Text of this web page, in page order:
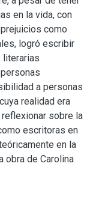
en la vida, con
como
logró escribir
literarias
a personas
realidad era
sobre la
escritoras en
en la
obra de Carolina